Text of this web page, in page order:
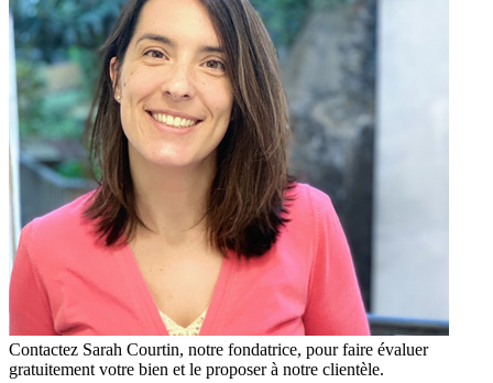
Contactez Sarah Courtin, notre fondatrice, pour faire évaluer
gratuitement votre bien et le proposer à notre clientèle.